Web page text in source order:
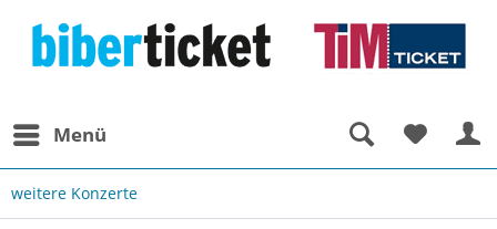
Menü
weitere Konzerte